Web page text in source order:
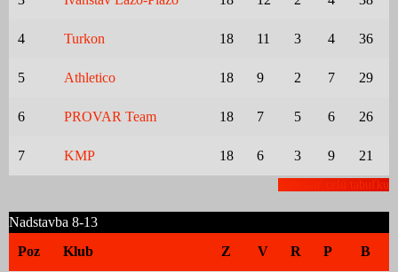
4 Turkon 18 11 3 4 36
5 Athletico 18 9 2 7 29
6 PROVAR Team 18 7 5 6 26
7 KMP 18 6 3 9 21
Zobraziť celú tabuľku
Nadstavba 8-13
Poz
Klub Z V R P B